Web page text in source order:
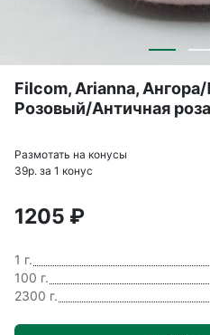
Filcom, Arianna,
Розовый/Античная
Размотать на конусы
39р. за 1 конус
1205 ₽
1 г.
100 г.
2300 г.